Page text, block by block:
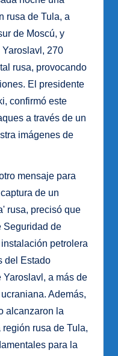
rusa de Tula, a
de Moscú, y
270
rusa, provocando
El presidente
confirmó este
a través de un
imágenes de
mensaje para
de un
rusa, precisó que
Seguridad de
petrolera
del Estado
a más de
Además,
alcanzaron la
rusa de Tula,
para la